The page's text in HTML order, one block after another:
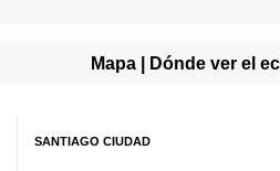
Mapa | Dónde ver el
SANTIAGO CIUDAD